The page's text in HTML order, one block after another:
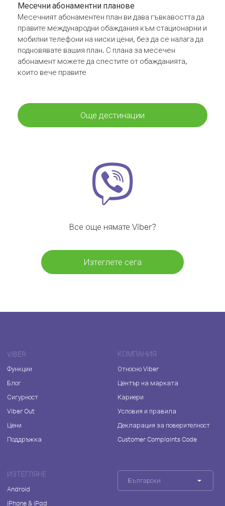
Месечни абонаментни планове
Месечният абонаментен план ви дава гъвкавостта да
правите международни обаждания към стационарни и
мобилни телефони на ниски цени, без да се налага да
подновявате вашия план. С плана за месечен
абонамент можете да спестите от обажданията,
които вече правите
Още дестинации
Все още нямате Viber?
Изтеглете сега
VIBER
Функции
Блог
Сигурност
Viber Out
Цени
Поддръжка
КОМПАНИЯ
Относно Viber
Център на марката
Кариери
Условия и правила
Декларация за поверителност
Customer Complaints Code
ИЗТЕГЛЯНЕ
Android
iPhone & iPad
Български